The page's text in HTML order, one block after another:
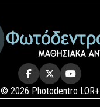
© 2026 Photodentro LOR+